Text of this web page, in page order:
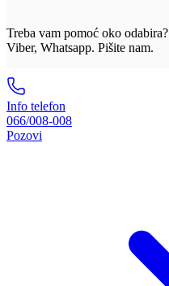
Treba vam pomoć oko
Viber, Whatsapp. Pišite nam.
Info telefon
066/008-008
Pozovi